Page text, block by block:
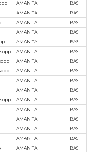
AMANITA
BAS
AMANITA
BAS
AMANITA
BAS
AMANITA
BAS
AMANITA
BAS
AMANITA
BAS
AMANITA
BAS
AMANITA
BAS
AMANITA
BAS
AMANITA
BAS
AMANITA
BAS
AMANITA
BAS
AMANITA
BAS
AMANITA
BAS
AMANITA
BAS
AMANITA BAS